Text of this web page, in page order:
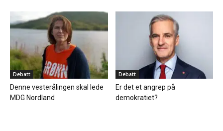
Debatt
Denne vesterålingen skal lede
MDG Nordland
Debatt
Er det et angrep på
demokratiet?